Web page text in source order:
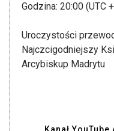
Godzina: 20:00 (UTC
Uroczystości
Najczcigodniejszy
Arcybiskup Madrytu